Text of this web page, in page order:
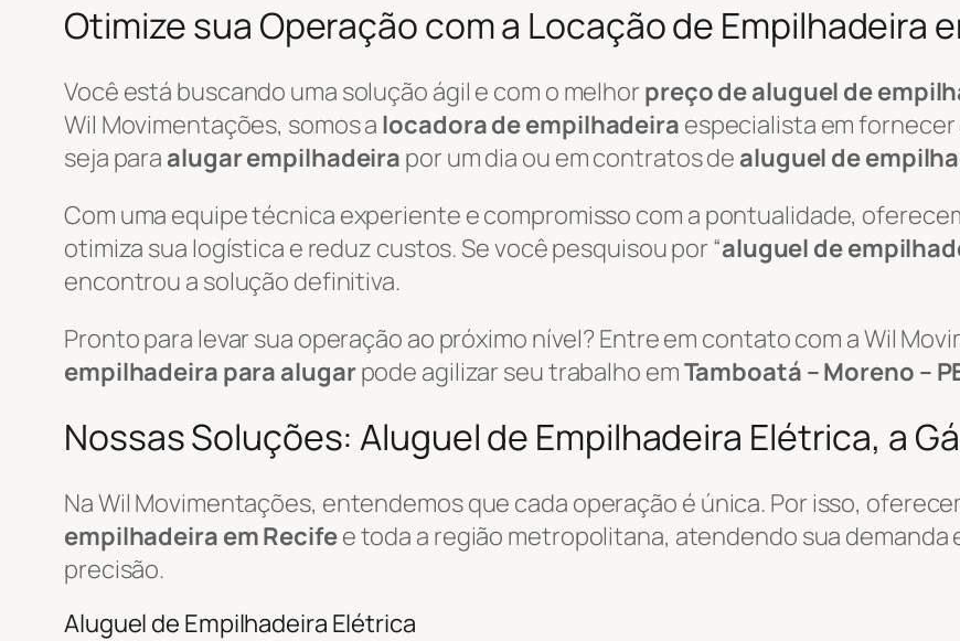
Otimize sua Operação com a Locação de Empilhadeira
Você está buscando uma solução ágil e com o melhor preço de aluguel de
Wil Movimentações, somos a locadora de empilhadeira especialista em
seja para alugar empilhadeira por um dia ou em contratos de aluguel de
Com uma equipe técnica experiente e compromisso com a pontualidade,
otimiza sua logística e reduz custos. Se você pesquisou por “aluguel de
encontrou a solução definitiva.
Pronto para levar sua operação ao próximo nível? Entre em contato com a Wil
empilhadeira para alugarpode agilizar seu trabalho emTamboatá – Moreno –
Nossas Soluções: Aluguel de Empilhadeira Elétrica, a
Na Wil Movimentações, entendemos que cada operação é única. Por isso,
empilhadeira em Recifee toda a região metropolitana, atendendo sua demanda
precisão.
Aluguel de Empilhadeira Elétrica